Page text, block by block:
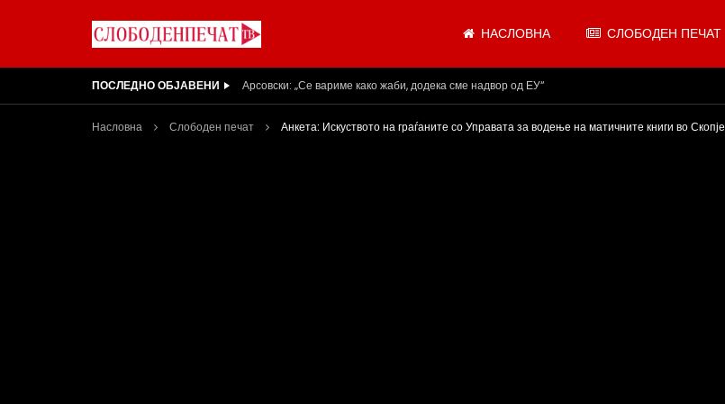
НАСЛОВНА СЛОБОДЕН ПЕЧАТ
ПОСЛЕДНО ОБЈАВЕНИ Вести на „Слободен Печат“ 05.08.2026
Насловна Слободен печат Анкета: Искуството на граѓаните со Управата за водење на матичните книги во Скопје